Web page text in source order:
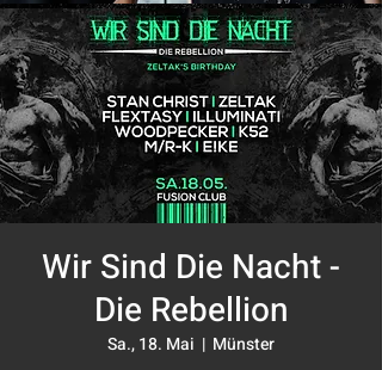
Wir Sind Die Nacht -
Die Rebellion
Sa., 18. Mai
  |
Münster